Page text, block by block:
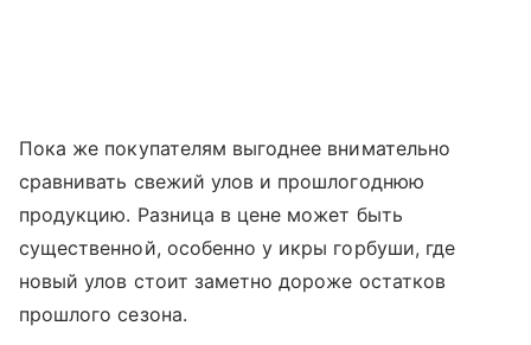
Пока же покупателям выгоднее внимательно
сравнивать свежий улов и прошлогоднюю
продукцию. Разница в цене может быть
существенной, особенно у икры горбуши, где
новый улов стоит заметно дороже остатков
прошлого сезона.